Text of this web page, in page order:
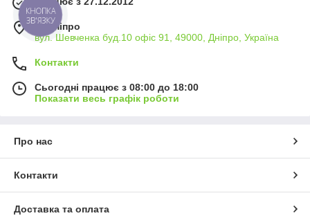
м. Дніпро
вул. Шевченка буд.10 офіс 91, 49000, Дніпро, Україна
Контакти
Сьогодні працює з 08:00 до 18:00
Показати весь графік роботи
Про нас
Контакти
Доставка та оплата
КНОПКА
ЗВ'ЯЗКУ